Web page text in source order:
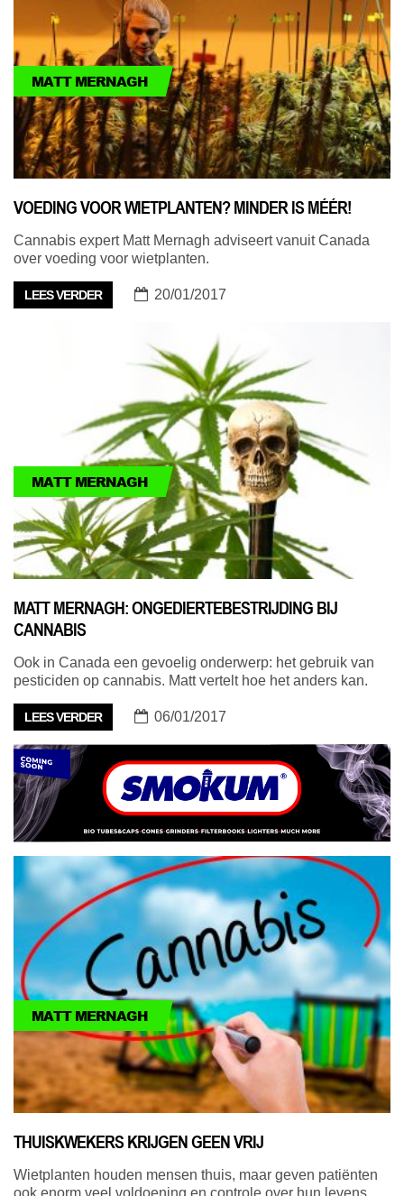
MATT MERNAGH
VOEDING VOOR WIETPLANTEN? MINDER IS MÉÉR!
Cannabis expert Matt Mernagh adviseert vanuit Canada
over voeding voor wietplanten.
LEES VERDER 20/01/2017
MATT MERNAGH
MATT MERNAGH: ONGEDIERTEBESTRIJDING BIJ
CANNABIS
Ook in Canada een gevoelig onderwerp: het gebruik van
pesticiden op cannabis. Matt vertelt hoe het anders kan.
LEES VERDER 06/01/2017
MATT MERNAGH
THUISKWEKERS KRIJGEN GEEN VRIJ
Wietplanten houden mensen thuis, maar geven patiënten
ook enorm veel voldoening en controle over hun levens.